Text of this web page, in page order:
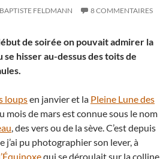
FELDMANN 8 COMMENTAIRES
de soirée on pouvait admirer la
se hisser au-dessus des toits de
loupsen janvier et la Pleine Lune des
mois de mars est connue sous le nom
, des vers ou de la sève. C’est depuis
j’ai pu photographier son lever, à
qui se déroulait sur la colline